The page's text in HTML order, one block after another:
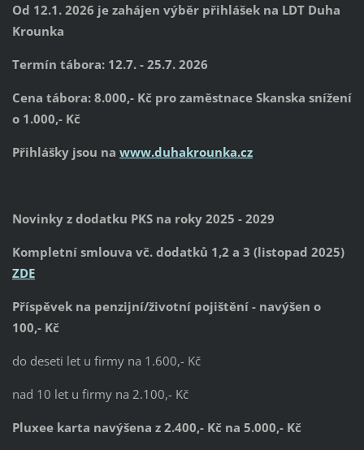
Od 12.1. 2026 je zahájen výběr přihlášek na LDT Duha
Krounka
Termín tábora: 12.7. - 25.7. 2026
Cena tábora: 8.000,- Kč pro zaměstnace Skanska snížení
o 1.000,- Kč
Přihlášky jsou na www.duhakrounka.cz
Novinky z dodatku PKS na roky 2025 - 2029
Kompletní smlouva vč. dodatků 1,2 a 3 (listopad 2025)
ZDE
Příspěvek na penzijní/životní pojištění - navýšen o
100,- Kč
do deseti let u firmy na 1.600,- Kč
nad 10 let u firmy na 2.100,- Kč
Pluxee karta navýšena z 2.400,- Kč na 5.000,- Kč